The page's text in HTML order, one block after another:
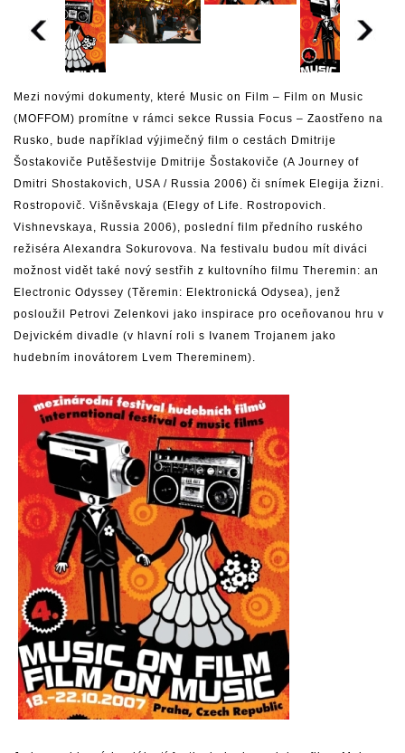
Mezi novými dokumenty, které Music on Film – Film on Music
(MOFFOM) promítne v rámci sekce Russia Focus – Zaostřeno na
Rusko, bude například výjimečný film o cestách Dmitrije
Šostakoviče Putěšestvije Dmitrije Šostakoviče (A Journey of
Dmitri Shostakovich, USA / Russia 2006) či snímek Elegija žizni.
Rostropovič. Višněvskaja (Elegy of Life. Rostropovich.
Vishnevskaya, Russia 2006), poslední film předního ruského
režiséra Alexandra Sokurovova. Na festivalu budou mít diváci
možnost vidět také nový sestřih z kultovního filmu Theremin: an
Electronic Odyssey (Těremin: Elektronická Odysea), jenž
posloužil Petrovi Zelenkovi jako inspirace pro oceňovanou hru v
Dejvickém divadle (v hlavní roli s Ivanem Trojanem jako
hudebním inovátorem Lvem Thereminem).